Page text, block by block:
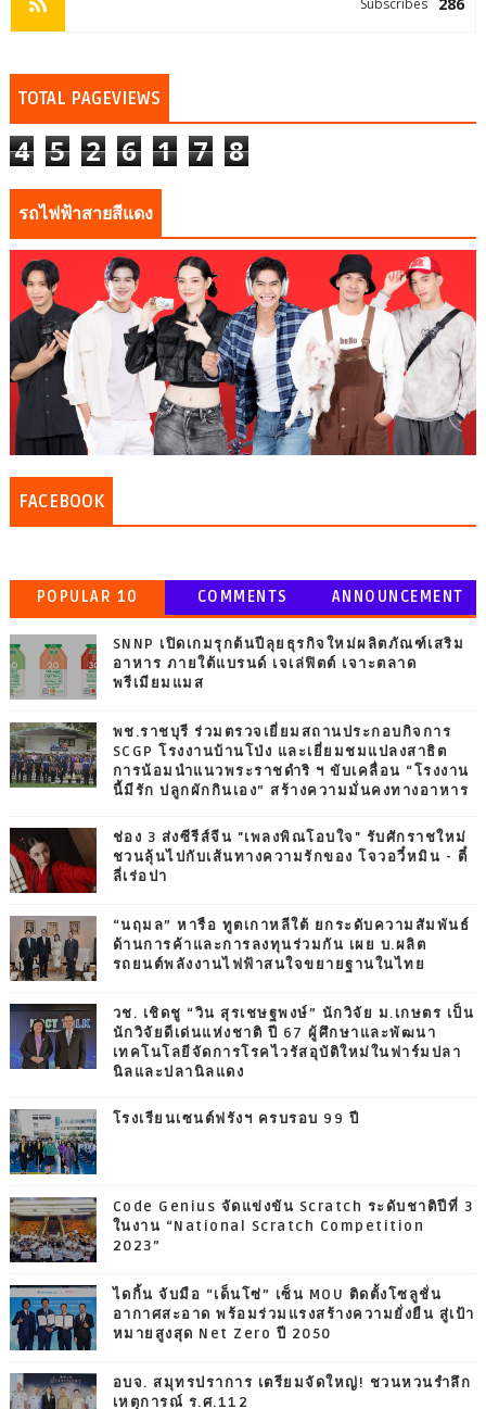
TOTAL PAGEVIEWS
4 5 2 6 1 7 8
รถไฟฟ้าสายสีแดง
FACEBOOK
POPULAR 10 COMMENTS ANNOUNCEMENT
SNNP เปิดเกมรุกต้นปีลุยธุรกิจใหม่ผลิตภัณฑ์เสริม
อาหาร ภายใต้แบรนด์ เจเล่ฟิตต์ เจาะตลาด
พรีเมียมแมส
พช.ราชบุรี ร่วมตรวจเยี่ยมสถานประกอบกิจการ
SCGP โรงงานบ้านโป่ง และเยี่ยมชมแปลงสาธิต
การน้อมนำแนวพระราชดำริ ฯ ขับเคลื่อน “โรงงาน
นี้มีรัก ปลูกผักกินเอง” สร้างความมั่นคงทางอาหาร
ช่อง 3 ส่งซีรีส์จีน "เพลงพิณโอบใจ" รับศักราชใหม่
ชวนลุ้นไปกับเส้นทางความรักของ โจวอวี๋หมิน - ตี๋
ลี่เร่อปา
“นฤมล” หารือ ทูตเกาหลีใต้ ยกระดับความสัมพันธ์
ด้านการค้าและการลงทุนร่วมกัน เผย บ.ผลิต
รถยนต์พลังงานไฟฟ้าสนใจขยายฐานในไทย
วช. เชิดชู “วิน สุรเชษฐพงษ์” นักวิจัย ม.เกษตร เป็น
นักวิจัยดีเด่นแห่งชาติ ปี 67 ผู้ศึกษาและพัฒนา
เทคโนโลยีจัดการโรคไวรัสอุบัติใหม่ในฟาร์มปลา
นิลและปลานิลแดง
โรงเรียนเซนต์ฟรังฯ ครบรอบ 99 ปี
Code Genius จัดแข่งขัน Scratch ระดับชาติปีที่ 3
ในงาน “National Scratch Competition
2023”
ไดกิ้น จับมือ “เด็นโซ่” เซ็น MOU ติดตั้งโซลูชั่น
อากาศสะอาด พร้อมร่วมแรงสร้างความยั่งยืน สู่เป้า
หมายสูงสุด Net Zero ปี 2050
อบจ. สมุทรปราการ เตรียมจัดใหญ่! ชวนหวนรำลึก
เหตุการณ์ ร.ศ.112